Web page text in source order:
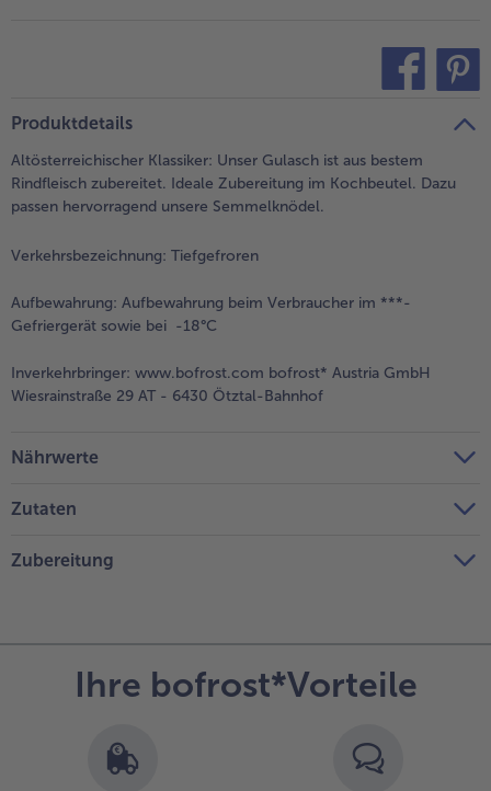
Produktdetails
Altösterreichischer Klassiker: Unser Gulasch ist aus bestem
Rindfleisch zubereitet. Ideale Zubereitung im Kochbeutel. Dazu
passen hervorragend unsere Semmelknödel.
Verkehrsbezeichnung: Tiefgefroren
Aufbewahrung: Aufbewahrung beim Verbraucher im ***-
Gefriergerät sowie bei -18°C
Inverkehrbringer: www.bofrost.com bofrost* Austria GmbH
Wiesrainstraße 29 AT - 6430 Ötztal-Bahnhof
Nährwerte
Zutaten
Zubereitung
Ihre bofrost*Vorteile